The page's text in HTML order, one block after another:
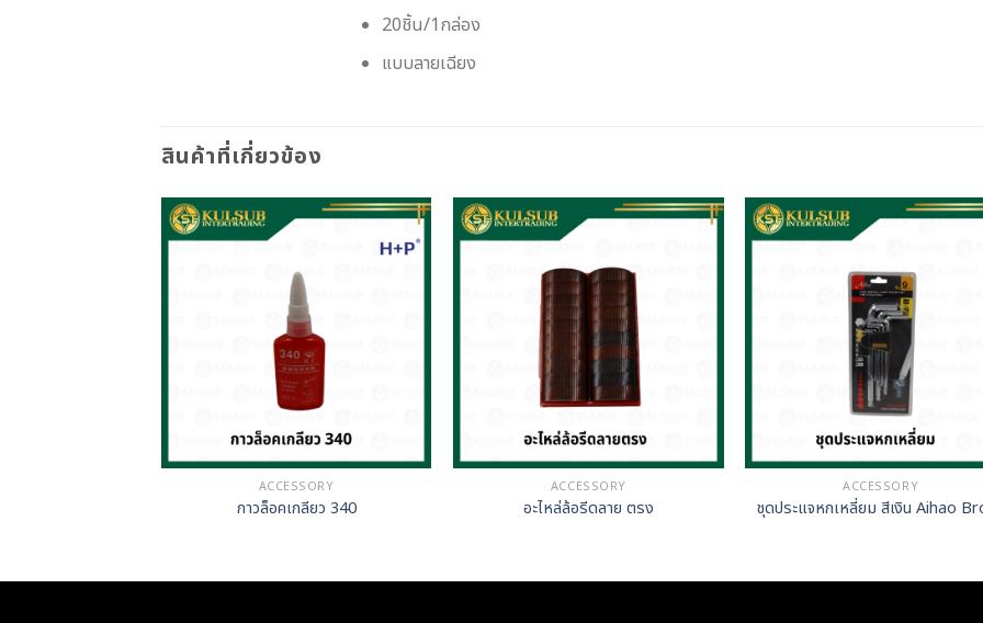
20ชิ้น/1กล่อง
แบบลายเฉียง
สินค้าที่เกี่ยวข้อง
ACCESSORY
กาวล็อคเกลียว 340
ACCESSORY
อะไหล่ล้อรีดลาย ตรง
ACCESSORY
ชุดประแจหกเหลี่ยม สีเงิน Aihao